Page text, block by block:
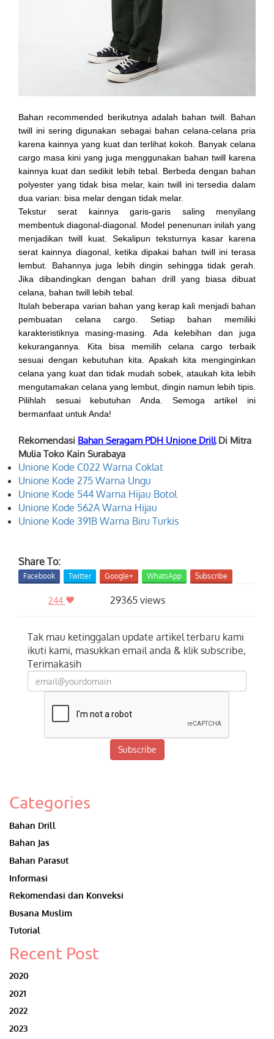
Bahan recommended berikutnya adalah bahan twill. Bahan
twill ini sering digunakan sebagai bahan celana-celana pria
karena kainnya yang kuat dan terlihat kokoh. Banyak celana
cargo masa kini yang juga menggunakan bahan twill karena
kainnya kuat dan sedikit lebih tebal. Berbeda dengan bahan
polyester yang tidak bisa melar, kain twill ini tersedia dalam
dua varian: bisa melar dengan tidak melar.
Tekstur serat kainnya garis-garis saling menyilang
membentuk diagonal-diagonal. Model penenunan inilah yang
menjadikan twill kuat. Sekalipun teksturnya kasar karena
serat kainnya diagonal, ketika dipakai bahan twill ini terasa
lembut. Bahannya juga lebih dingin sehingga tidak gerah.
Jika dibandingkan dengan bahan drill yang biasa dibuat
celana, bahan twill lebih tebal.
Itulah beberapa varian bahan yang kerap kali menjadi bahan
pembuatan celana cargo. Setiap bahan memiliki
karakteristiknya masing-masing. Ada kelebihan dan juga
kekurangannya. Kita bisa memilih celana cargo terbaik
sesuai dengan kebutuhan kita. Apakah kita menginginkan
celana yang kuat dan tidak mudah sobek, ataukah kita lebih
mengutamakan celana yang lembut, dingin namun lebih tipis.
Pilihlah sesuai kebutuhan Anda. Semoga artikel ini
bermanfaat untuk Anda!
Rekomendasi Bahan Seragam PDH Unione DrillDi Mitra
Mulia Toko Kain Surabaya
Unione Kode C022 Warna Coklat
Unione Kode 275 Warna Ungu
Unione Kode 544 Warna Hijau Botol
Unione Kode 562A Warna Hijau
Unione Kode 391B Warna Biru Turkis
Share To:
Facebook Twitter Google+ WhatsApp Subscribe
244 29365 views
Tak mau ketinggalan update artikel terbaru kami
ikuti kami, masukkan email anda & klik subscribe,
Terimakasih
Subscribe
Categories
Bahan Drill
Bahan Jas
Bahan Parasut
Informasi
Rekomendasi dan Konveksi
Busana Muslim
Tutorial
Recent Post
2020
2021
2022
2023